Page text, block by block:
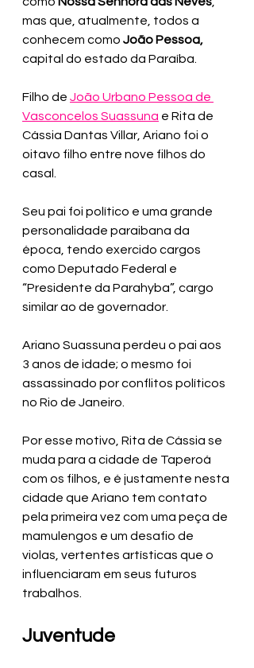
mas que, atualmente, todos a
conhecem como João Pessoa,
capital do estado da Paraíba.
Filho de João Urbano Pessoa de
Vasconcelos Suassuna e Rita de
Cássia Dantas Villar, Ariano foi o
oitavo filho entre nove filhos do
casal.
Seu pai foi político e uma grande
personalidade paraibana da
época, tendo exercido cargos
como Deputado Federal e
“Presidente da Parahyba”, cargo
similar ao de governador.
Ariano Suassuna perdeu o pai aos
3 anos de idade; o mesmo foi
assassinado por conflitos políticos
no Rio de Janeiro.
Por esse motivo, Rita de Cássia se
muda para a cidade de Taperoá
com os filhos, e é justamente nesta
cidade que Ariano tem contato
pela primeira vez com uma peça de
mamulengos e um desafio de
violas, vertentes artísticas que o
influenciaram em seus futuros
trabalhos.
Juventude